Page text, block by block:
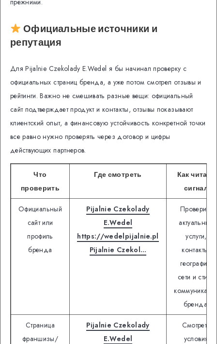
прежними.
Официальные источники и
репутация
Для Pijalnie Czekolady E.Wedel я бы начинал проверку с
официальных страниц бренда, а уже потом смотрел отзывы и
рейтинги. Важно не смешивать разные вещи: официальный
сайт подтверждает продукт и контакты, отзывы показывают
клиентский опыт, а финансовую устойчивость конкретной точки
все равно нужно проверять через договор и цифры
действующих партнеров.
Что
проверить
Где смотреть
Как читать
сигнал
Официальный
сайт или
профиль
бренда
Pijalnie Czekolady
E.Wedel
https://wedelpijalnie.pl
Pijalnie Czekol…
Проверить
актуальные
услуги,
контакты,
географию
сети и стиль
бренда.
Страница
франшизы/
Pijalnie Czekolady
E.Wedel
Смотреть
условия